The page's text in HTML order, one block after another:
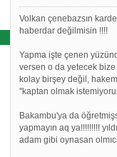
Volkan çenebazsın
haberdar değilmisin !!!!
Yapma işte çenen
versen o da yetecek bize
kolay birşey değil,
''kaptan olmak
Bakambu'ya da
yapmayın aq ya!!!!!!!!!
adam gibi oynasan